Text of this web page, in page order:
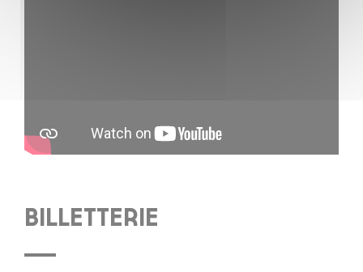
BILLETTERIE